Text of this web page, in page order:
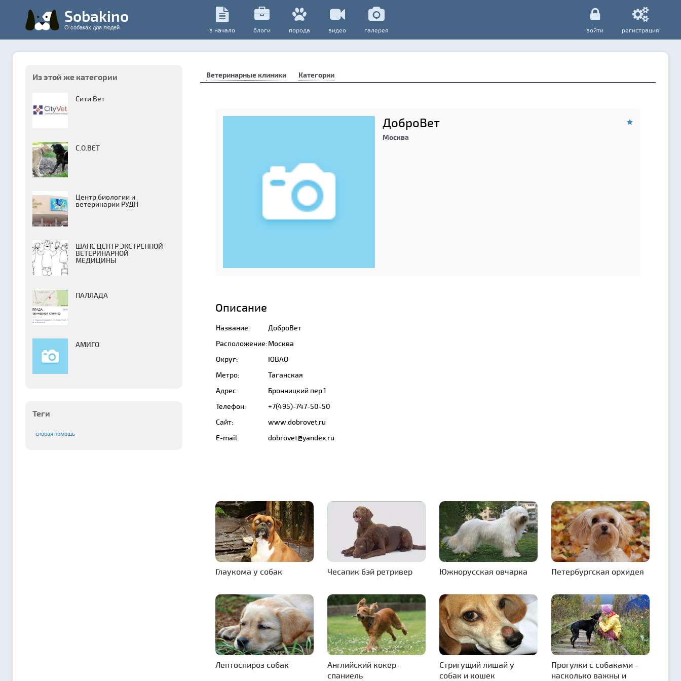
Sobakino
О собаках для людей в начало блоги порода видео галерея войти регистрация
Из этой же категории
Сити Вет
С.О.ВЕТ
Центр биологии и
ветеринарии РУДН
ШАНС ЦЕНТР ЭКСТРЕННОЙ
ВЕТЕРИНАРНОЙ
МЕДИЦИНЫ
ПАЛЛАДА
АМИГО
Теги
скорая помощь
Ветеринарные клиники Категории
ДоброВет
Москва
Описание
Название:
ДоброВет
Расположение:Москва
Округ:
ЮВАО
Метро:
Таганская
Адрес:
Бронницкий пер.1
Телефон:
+7(495)-747-50-50
Сайт:
www.dobrovet.ru
E-mail:
dobrovet@yandex.ru
Глаукома у собак Чесапик бэй ретривер Южнорусская овчарка Петербургская орхидея
Лептоспироз собак
Английский кокер-
спаниель
Стригущий лишай у
собак и кошек
Прогулки с собаками -
насколько важны и